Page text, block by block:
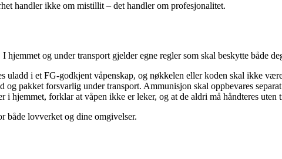
handler ikke om mistillit – det handler om profesjonalitet.
og under transport gjelder egne regler som skal beskytte både
uladd i et FG-godkjent våpenskap, og nøkkelen eller koden skal ikke
og pakket forsvarlig under transport. Ammunisjon skal oppbevares
i hjemmet, forklar at våpen ikke er leker, og at de aldri må håndteres uten
både lovverket og dine omgivelser.